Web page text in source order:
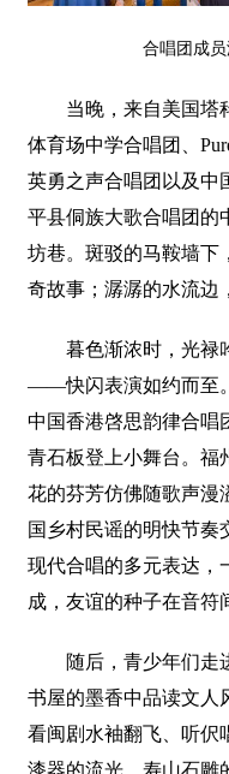
合唱团成员
当晚，来自美国塔
体育场中学合唱团、
英勇之声合唱团以及中
平县侗族大歌合唱团的
坊巷。斑驳的马鞍墙下
奇故事；潺潺的水流边
暮色渐浓时，光禄
——快闪表演如约而至
中国香港啓思韵律合唱
青石板登上小舞台。福
花的芬芳仿佛随歌声漫
国乡村民谣的明快节奏
现代合唱的多元表达，
成，友谊的种子在音符
随后，青少年们走
书屋的墨香中品读文人
看闽剧水袖翻飞、听伬
漆器的流光、寿山石雕